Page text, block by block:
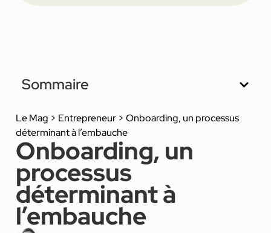
Sommaire
Le Mag > Entrepreneur > Onboarding, un processus
déterminant à l’embauche
Onboarding, un
processus
déterminant à
l’embauche